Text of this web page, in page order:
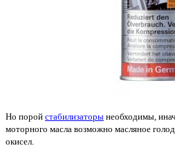
Но порой стабилизаторы необходимы,
моторного масла возможно масляное
окисел.